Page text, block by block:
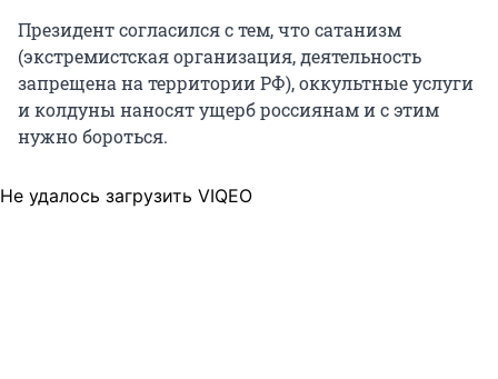
Президент согласился с тем, что сатанизм
(экстремистская организация, деятельность
запрещена на территории РФ), оккультные услуги
и колдуны наносят ущерб россиянам и с этим
нужно бороться.
Не удалось загрузить VIQEO